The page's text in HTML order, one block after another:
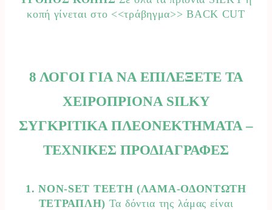
κοπή γίνεται στο <<τράβηγμα>> BACK CUT
8 ΛΟΓΟΙ ΓΙΑ ΝΑ ΕΠΙΛΕΞΕΤΕ ΤΑ
ΧΕΙΡΟΠΡΙΟΝΑ SILKY
ΣΥΓΚΡΙΤΙΚΑ ΠΛΕΟΝΕΚΤΗΜΑΤΑ –
ΤΕΧΝΙΚΕΣ ΠΡΟΔΙΑΓΡΑΦΕΣ
1. NON-SET TEETH (ΛΑΜΑ-ΟΔΟΝΤΩΤΗ
ΤΕΤΡΑΠΛΗ) Τα δόντια της λάμας είναι